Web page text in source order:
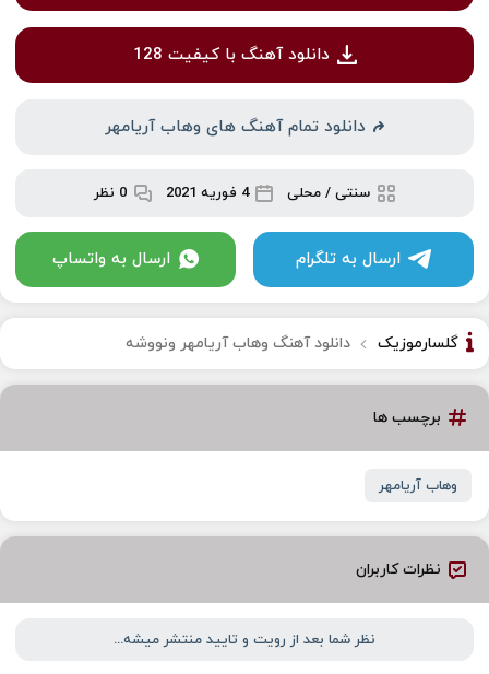
دانلود آهنگ با کیفیت 128
دانلود تمام آهنگ های وهاب آریامهر
سنتی / محلی 4 فوریه 2021 0 نظر
ارسال به تلگرام ارسال به واتساپ
گلسارموزیک دانلود آهنگ وهاب آریامهر ونووشه
برچسب ها
وهاب آریامهر
نظرات کاربران
نظر شما بعد از رویت و تایید منتشر میشه...